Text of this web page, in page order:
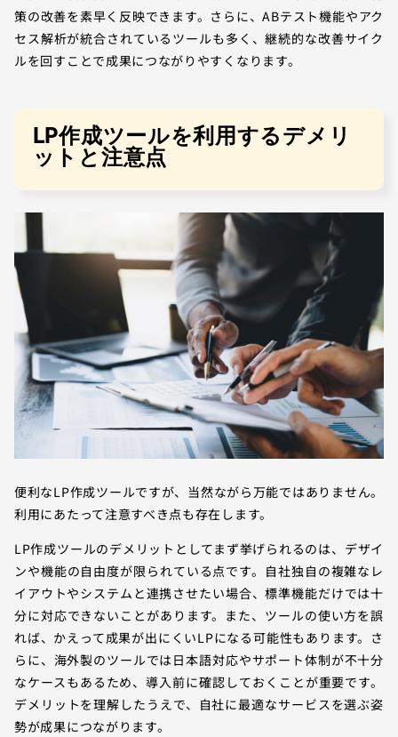
策の改善を素早く反映できます。さらに、ABテスト機能やアク
セス解析が統合されているツールも多く、継続的な改善サイク
ルを回すことで成果につながりやすくなります。
LP作成ツールを利用するデメリ
ットと注意点
便利なLP作成ツールですが、当然ながら万能ではありません。
利用にあたって注意すべき点も存在します。
LP作成ツールのデメリットとしてまず挙げられるのは、デザイ
ンや機能の自由度が限られている点です。自社独自の複雑なレ
イアウトやシステムと連携させたい場合、標準機能だけでは十
分に対応できないことがあります。また、ツールの使い方を誤
れば、かえって成果が出にくいLPになる可能性もあります。さ
らに、海外製のツールでは日本語対応やサポート体制が不十分
なケースもあるため、導入前に確認しておくことが重要です。
デメリットを理解したうえで、自社に最適なサービスを選ぶ姿
勢が成果につながります。